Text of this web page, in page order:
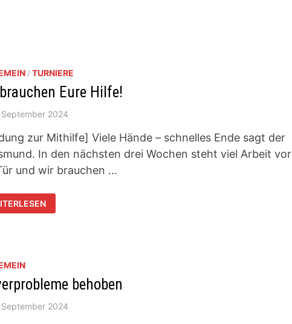
/TURNIERE
Eure Hilfe!
September 2024
zur Mithilfe] Viele Hände – schnelles Ende sagt der
In den nächsten drei Wochen steht viel Arbeit vor
und wir brauchen …
behoben
September 2024